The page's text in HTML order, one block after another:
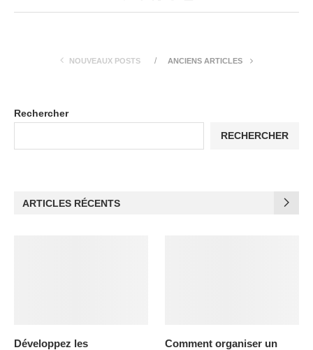
NOUVEAUX POSTS ANCIENS ARTICLES
Rechercher
RECHERCHER
ARTICLES RÉCENTS
Développez les
Comment organiser un